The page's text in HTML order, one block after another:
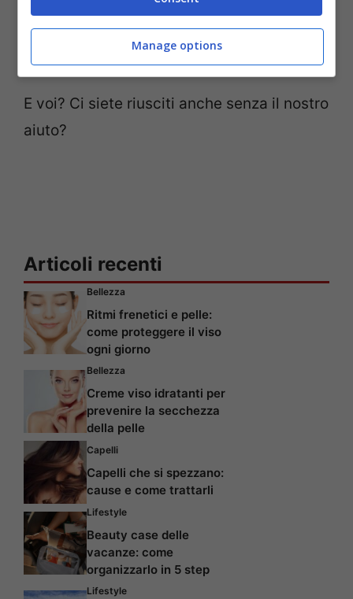
leggerlo, condividilo!’
E voi? Ci siete riusciti anche senza il nostro
aiuto?
Articoli recenti
Bellezza
Ritmi frenetici e pelle:
come proteggere il viso
ogni giorno
Bellezza
Creme viso idratanti per
prevenire la secchezza
della pelle
Capelli
Capelli che si spezzano:
cause e come trattarli
Lifestyle
Beauty case delle
vacanze: come
organizzarlo in 5 step
Lifestyle
Manage options